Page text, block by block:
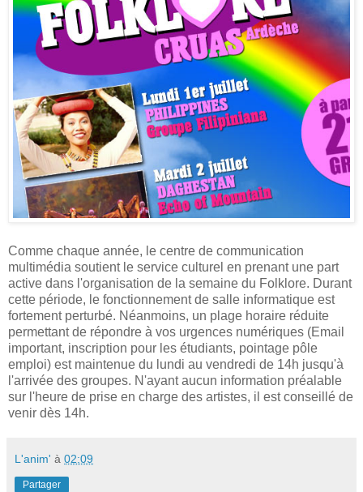
Comme chaque année, le centre de communication
multimédia soutient le service culturel en prenant une part
active dans l'organisation de la semaine du Folklore. Durant
cette période, le fonctionnement de salle informatique est
fortement perturbé. Néanmoins, un plage horaire réduite
permettant de répondre à vos urgences numériques (Email
important, inscription pour les étudiants, pointage pôle
emploi) est maintenue du lundi au vendredi de 14h jusqu'à
l'arrivée des groupes. N'ayant aucun information préalable
sur l'heure de prise en charge des artistes, il est conseillé de
venir dès 14h.
L'anim' à 02:09
Partager